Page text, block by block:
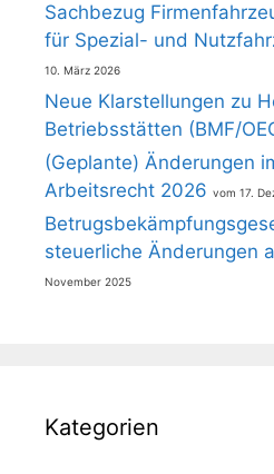
Sachbezug
für Spezial- und
10. März 2026
Neue Klarstellungen zu
Betriebsstätten (BMF/
(Geplante) Änderungen
Arbeitsrecht 2026
17.
steuerliche Änderungen
November 2025
Kategorien